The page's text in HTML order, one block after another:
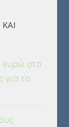
ευρώ στο
για το